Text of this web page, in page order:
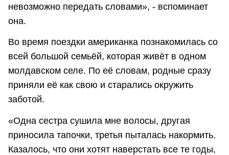
невозможно передать словами», - вспоминает
она.
Во время поездки американка познакомилась со
всей большой семьёй, которая живёт в одном
молдавском селе. По её словам, родные сразу
приняли её как свою и старались окружить
заботой.
«Одна сестра сушила мне волосы, другая
приносила тапочки, третья пыталась накормить.
Казалось, что они хотят наверстать все те годы,